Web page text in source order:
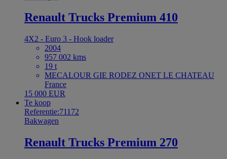
Renault Trucks Premium 410
4X2 - Euro 3 - Hook loader
2004
957 002 kms
19 t
MECALOUR GIE RODEZ ONET LE CHATEAU
France
15 000 EUR
Te koop
Referentie:71172
Bakwagen
Renault Trucks Premium 270